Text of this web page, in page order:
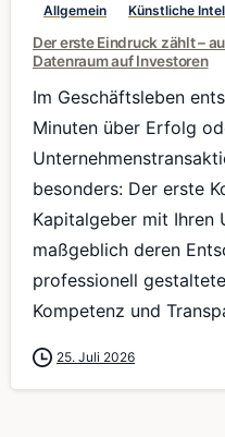
Allgemein Künstliche
Der erste Eindruck zählt –
Datenraum auf Investoren
Im Geschäftsleben
Minuten über Erfolg
besonders: Der erste
Kapitalgeber mit Ihren
maßgeblich deren
professionell
Kompetenz und
25. Juli 2026